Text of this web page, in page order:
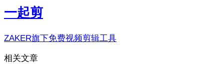
一起剪
ZAKER旗下免费视频剪辑工具
相关文章